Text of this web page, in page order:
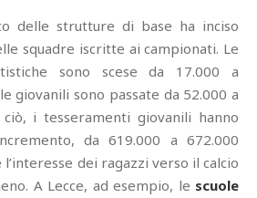
delle strutture di base ha inciso
squadre iscritte ai campionati. Le
sono scese da 17.000 a
giovanili sono passate da 52.000 a
ciò, i tesseramenti giovanili hanno
da 619.000 a 672.000
dei ragazzi verso il calcio
A Lecce, ad esempio, le scuole